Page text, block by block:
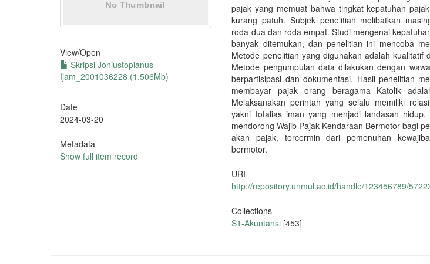
View/Open
Skripsi Joniustopianus
Ijam_2001036228 (1.506Mb)
Date
2024-03-20
Metadata
Show full item record
pajak yang memuat bahwa tingkat kepatuhan
kurang patuh. Subjek penelitian melibatkan
roda dua dan roda empat. Studi mengenai
banyak ditemukan, dan penelitian ini mencoba
Metode penelitian yang digunakan adalah kualitatif
Metode pengumpulan data dilakukan dengan
berpartisipasi dan dokumentasi. Hasil penelitian
membayar pajak orang beragama Katolik
Melaksanakan perintah yang selalu memiliki
yakni totalias iman yang menjadi landasan
mendorong Wajib Pajak Kendaraan Bermotor bagi
akan pajak, tercermin dari pemenuhan
bermotor.
URI
http://repository.unmul.ac.id/handle/123456789/
Collections
S1-Akuntansi [453]